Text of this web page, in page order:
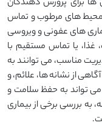
‌ها برای پرورش‌ دهندگان
محیط ‌های مرطوب و تماس
‌های عفونی و ویروسی
غذا، یا تماس مستقیم با
مناسب، می ‌توانند به
از نشانه‌ ها، علائم، و
‌تواند به حفظ سلامت و
به بررسی برخی از بیماری